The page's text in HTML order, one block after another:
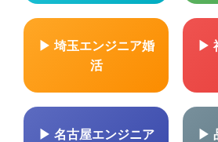
▶ 埼玉エンジニア婚
活
▶
▶ 名古屋エンジニア
▶